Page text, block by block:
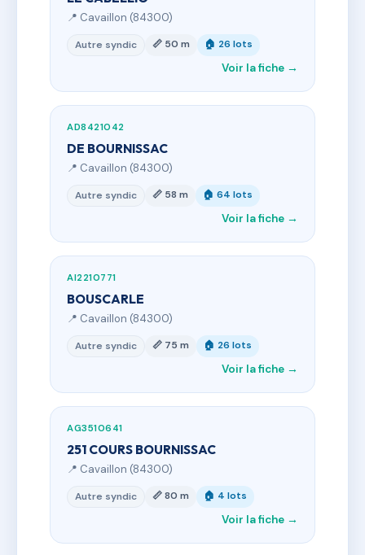
📍 Cavaillon (84300)
Autre syndic 📏 50 m 🏠 26 lots
Voir la fiche →
AD8421042
DE BOURNISSAC
📍 Cavaillon (84300)
Autre syndic 📏 58 m 🏠 64 lots
Voir la fiche →
AI2210771
BOUSCARLE
📍 Cavaillon (84300)
Autre syndic 📏 75 m 🏠 26 lots
Voir la fiche →
AG3510641
251 COURS BOURNISSAC
📍 Cavaillon (84300)
Autre syndic 📏 80 m 🏠 4 lots
Voir la fiche →